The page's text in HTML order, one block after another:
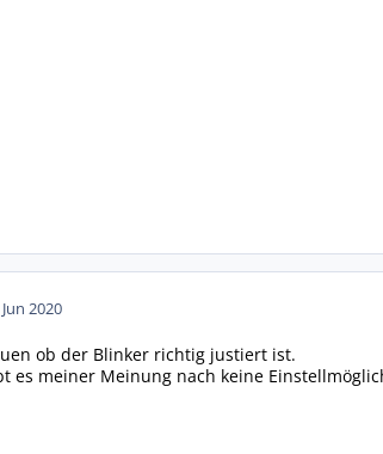
2020
ob der Blinker richtig justiert ist.
es meiner Meinung nach keine